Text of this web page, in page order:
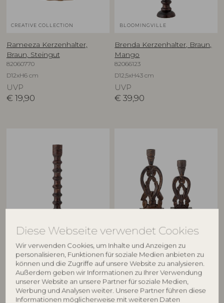
Diese Webseite verwendet Cookies
Wir verwenden Cookies, um Inhalte und Anzeigen zu
personalisieren, Funktionen für soziale Medien anbieten zu
können und die Zugriffe auf unsere Website zu analysieren.
Außerdem geben wir Informationen zu Ihrer Verwendung
unserer Website an unsere Partner für soziale Medien,
Werbung und Analysen weiter. Unsere Partner führen diese
Informationen möglicherweise mit weiteren Daten
CREATIVE COLLECTION
Rameeza Kerzenhalter,
Braun, Steingut
82060770
D12xH6 cm
UVP
€ 19,90
BLOOMINGVILLE
Brenda Kerzenhalter, Braun,
Mango
82066123
D12,5xH43 cm
UVP
€ 39,90
Brenda Kerzenhalter, Braun,
Mango
82066122
D12,5xH53,5 cm
UVP
49,90
Bernie Kerzenhalter, Braun,
Mango
82066103
L9xH21,5xW9/L5xH25,5xW10 cm, Set
of 2
UVP